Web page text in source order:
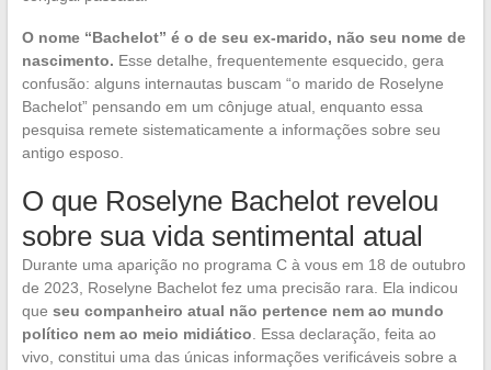
O nome “Bachelot” é o de seu ex-marido, não seu nome de
nascimento. Esse detalhe, frequentemente esquecido, gera
confusão: alguns internautas buscam “o marido de Roselyne
Bachelot” pensando em um cônjuge atual, enquanto essa
pesquisa remete sistematicamente a informações sobre seu
antigo esposo.
O que Roselyne Bachelot revelou
sobre sua vida sentimental atual
Durante uma aparição no programa C à vous em 18 de outubro
de 2023, Roselyne Bachelot fez uma precisão rara. Ela indicou
que seu companheiro atual não pertence nem ao mundo
político nem ao meio midiático. Essa declaração, feita ao
vivo, constitui uma das únicas informações verificáveis sobre a